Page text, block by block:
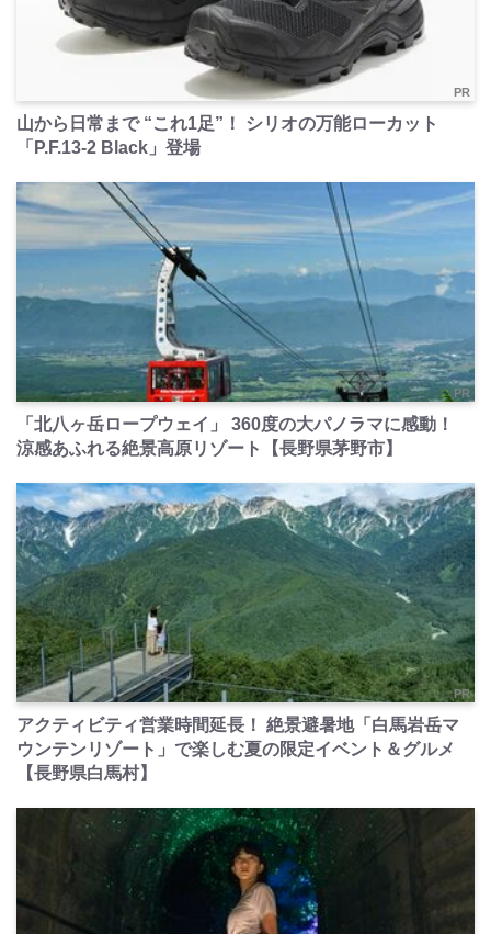
PR
山から日常まで “これ1足”！ シリオの万能ローカット
「P.F.13-2 Black」登場
PR
「北八ヶ岳ロープウェイ」 360度の大パノラマに感動！
涼感あふれる絶景高原リゾート【長野県茅野市】
PR
アクティビティ営業時間延長！ 絶景避暑地「白馬岩岳マ
ウンテンリゾート」で楽しむ夏の限定イベント＆グルメ
【長野県白馬村】